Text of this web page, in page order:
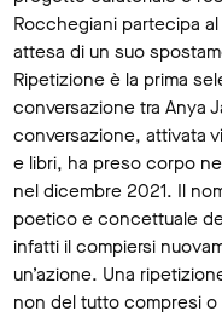
Rocchegiani partecipa
attesa di un suo
Ripetizione è la prima
conversazione tra Anya
conversazione, attivata
e libri, ha preso corpo
nel dicembre 2021. Il
poetico e concettuale
infatti il compiersi
un’azione. Una
non del tutto compresi